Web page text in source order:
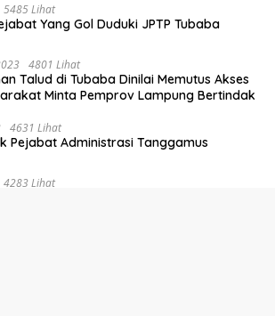
5485 Lihat
Yang Gol Duduki JPTP Tubaba
4801 Lihat
Talud di Tubaba Dinilai Memutus Akses
Minta Pemprov Lampung Bertindak
4631 Lihat
Pejabat Administrasi Tanggamus
4283 Lihat